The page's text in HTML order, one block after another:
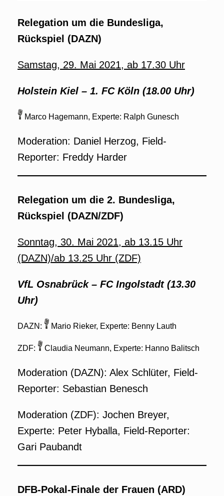
Relegation um die Bundesliga,
Rückspiel (DAZN)
Samstag, 29. Mai 2021, ab 17.30 Uhr
Holstein Kiel – 1. FC Köln (18.00 Uhr)
Marco Hagemann, Experte: Ralph Gunesch
Moderation: Daniel Herzog, Field-
Reporter: Freddy Harder
Relegation um die 2. Bundesliga,
Rückspiel (DAZN/ZDF)
Sonntag, 30. Mai 2021, ab 13.15 Uhr
(DAZN)/ab 13.25 Uhr (ZDF)
VfL Osnabrück– FC Ingolstadt (13.30
Uhr)
DAZN: Mario Rieker, Experte: Benny Lauth
ZDF: Claudia Neumann, Experte: Hanno Balitsch
Moderation (DAZN): Alex Schlüter, Field-
Reporter: Sebastian Benesch
Moderation (ZDF): Jochen Breyer,
Experte: Peter Hyballa, Field-Reporter:
Gari Paubandt
DFB-Pokal-Finale der Frauen (ARD)